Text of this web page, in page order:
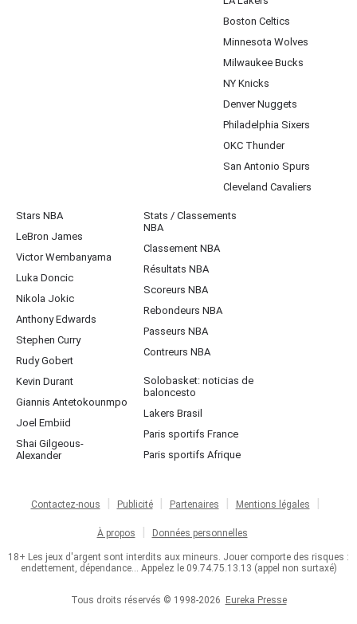
Boston Celtics
Minnesota Wolves
Milwaukee Bucks
NY Knicks
Denver Nuggets
Philadelphia Sixers
OKC Thunder
San Antonio Spurs
Cleveland Cavaliers
Stars NBA
LeBron James
Victor Wembanyama
Luka Doncic
Nikola Jokic
Anthony Edwards
Stephen Curry
Rudy Gobert
Kevin Durant
Giannis Antetokounmpo
Joel Embiid
Shai Gilgeous-
Alexander
Stats / Classements
NBA
Classement NBA
Résultats NBA
Scoreurs NBA
Rebondeurs NBA
Passeurs NBA
Contreurs NBA
Solobasket: noticias de
baloncesto
Lakers Brasil
Paris sportifs France
Paris sportifs Afrique
Contactez-nous Publicité Partenaires Mentions légales
À propos Données personnelles
18+ Les jeux d'argent sont interdits aux mineurs. Jouer comporte des risques :
endettement, dépendance... Appelez le 09.74.75.13.13 (appel non surtaxé)
Tous droits réservés © 1998-2026 Eureka Presse